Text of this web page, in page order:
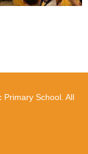
Primary School. All